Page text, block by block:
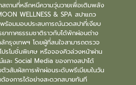
ถานที่หลีกหนีความวุ่นวายเพื่อเติมพลัง
WELLNESS & SPA สปาแถว
ร้อมมอบประสบการณ์นวดสปาที่เงียบ
ากาศธรรมชาติราวกับได้พักผ่อนต่าง
ล้กรุงเทพฯ โดยผู้ที่สนใจสามารถตรวจ
รโมชั่นพิเศษ หรือจองคิวล่วงหน้าผ่าน
และ Social Media ของทางสปาได้
วสัมผัสการพักผ่อนระดับพรีเมียมในวัน
องการได้อย่างสะดวกสบายทันที